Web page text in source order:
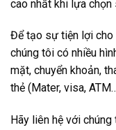
cao nhất khi lựa chọn
Để tạo sự tiện lợi cho
chúng tôi có nhiều
mặt, chuyển khoản,
thẻ (Mater, visa,
Hãy liên hệ với